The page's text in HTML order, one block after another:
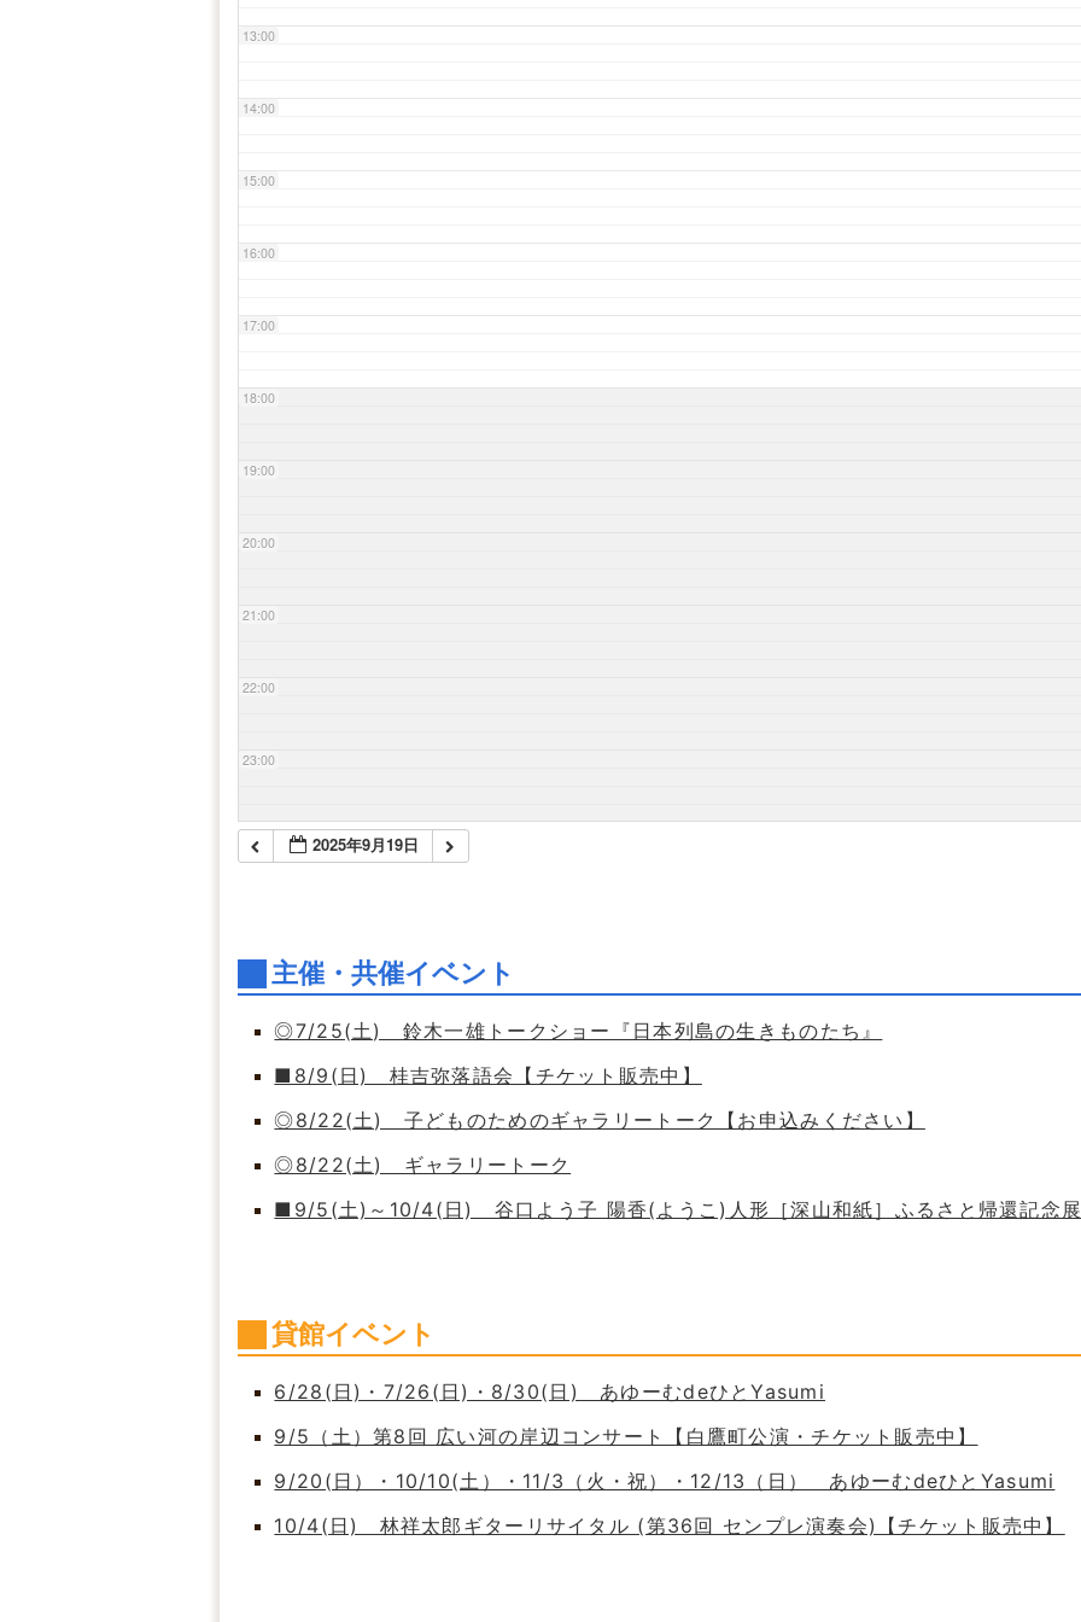
13:00
14:00
15:00
16:00
17:00
18:00
19:00
20:00
21:00
22:00
23:00
2025年9月19日
主催・共催イベント
◎7/25(土) 鈴木一雄トークショー『日本列島の生きものたち』
■8/9(日) 桂吉弥落語会【チケット販売中】
◎8/22(土) 子どものためのギャラリートーク【お申込みください】
◎8/22(土) ギャラリートーク
■9/5(土)～10/4(日) 谷口よう子 陽香(ようこ)人形［深山和紙］ふるさと帰還記念
貸館イベント
6/28(日)・7/26(日)・8/30(日) あゆーむdeひとYasumi
9/5（土）第8回 広い河の岸辺コンサート【白鷹町公演・チケット販売中】
9/20(日）・10/10(土）・11/3（火・祝）・12/13（日） あゆーむdeひとYasumi
10/4(日) 林祥太郎ギターリサイタル (第36回 センプレ演奏会)【チケット販売中】